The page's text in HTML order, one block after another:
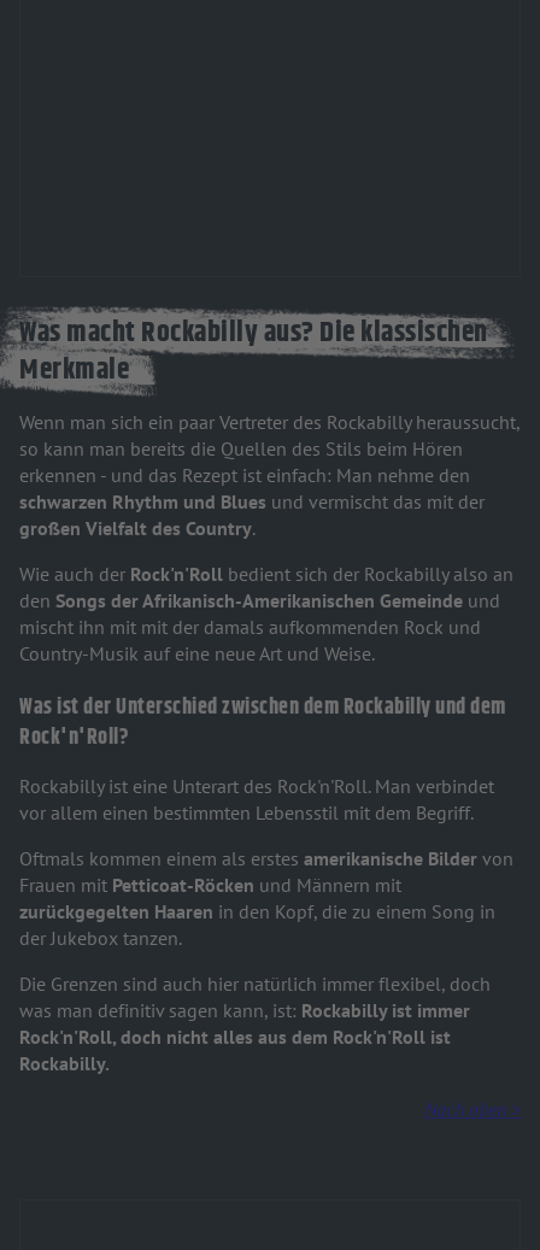
Was macht Rockabilly aus? Die klassischen
Merkmale
Wenn man sich ein paar Vertreter des Rockabilly heraussucht,
so kann man bereits die Quellen des Stils beim Hören
erkennen - und das Rezept ist einfach: Man nehme den
schwarzen Rhythm und Blues und vermischt das mit der
großen Vielfalt des Country.
Wie auch der Rock'n'Roll bedient sich der Rockabilly also an
den Songs der Afrikanisch-Amerikanischen Gemeinde und
mischt ihn mit mit der damals aufkommenden Rock und
Country-Musik auf eine neue Art und Weise.
Was ist der Unterschied zwischen dem Rockabilly und dem
Rock'n'Roll?
Rockabilly ist eine Unterart des Rock'n'Roll. Man verbindet
vor allem einen bestimmten Lebensstil mit dem Begriff.
Oftmals kommen einem als erstes amerikanische Bilder von
Frauen mit Petticoat-Röcken und Männern mit
zurückgegelten Haaren in den Kopf, die zu einem Song in
der Jukebox tanzen.
Die Grenzen sind auch hier natürlich immer flexibel, doch
was man definitiv sagen kann, ist: Rockabilly ist immer
Rock'n'Roll, doch nicht alles aus dem Rock'n'Roll ist
Rockabilly.
Nach oben >